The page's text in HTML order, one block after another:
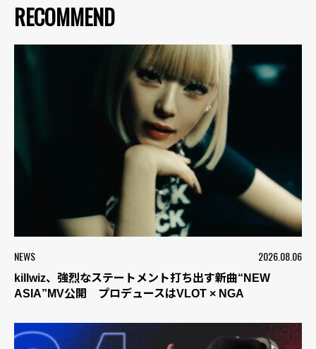
RECOMMEND
NEWS 2026.08.06
killwiz、強烈なステートメント打ち出す新曲“NEW
ASIA”MV公開 プロデュースはVLOT × NGA